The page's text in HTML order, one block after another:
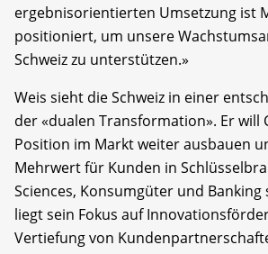
ergebnisorientierten Umsetzung ist
positioniert, um unsere
Schweiz zu unterstützen.»
Weis sieht die Schweiz in einer
der «dualen Transformation». Er will
Position im Markt weiter ausbauen
Mehrwert für Kunden in
Sciences, Konsumgüter und Banking
liegt sein Fokus auf
Vertiefung von